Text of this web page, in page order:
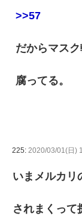
>>57
だからマス
腐ってる。
225: 2020/03/01(日)
いまメルカリ
されまくって